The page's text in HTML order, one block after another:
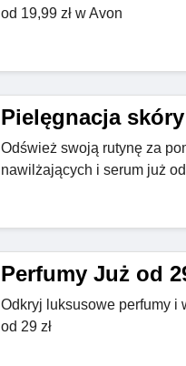
od 19,99 zł w Avon
Pielęgnacja
Odśwież swoją rutynę za
nawilżających i serum już
Perfumy Już od
Odkryj luksusowe perfumy i
od 29 zł